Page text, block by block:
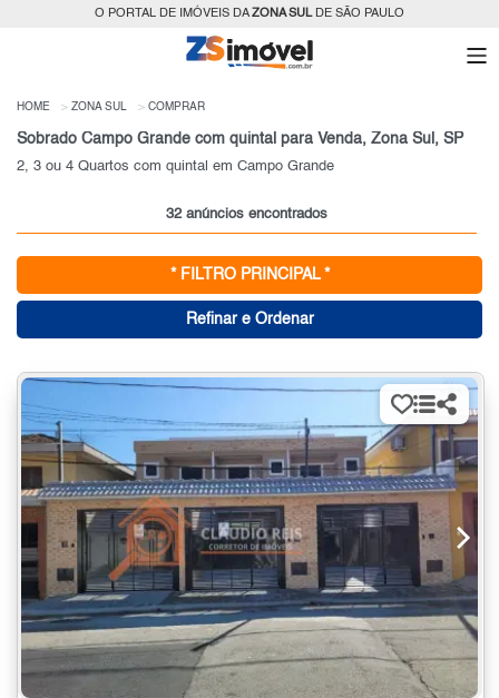
O PORTAL DE IMÓVEIS DAZONA SULDE SÃO PAULO
HOME ZONA SUL COMPRAR
Sobrado Campo Grande com quintal para Venda, Zona Sul, SP
2, 3 ou 4 Quartos com quintal em Campo Grande
32 anúncios encontrados
* FILTRO PRINCIPAL *
Refinar e Ordenar